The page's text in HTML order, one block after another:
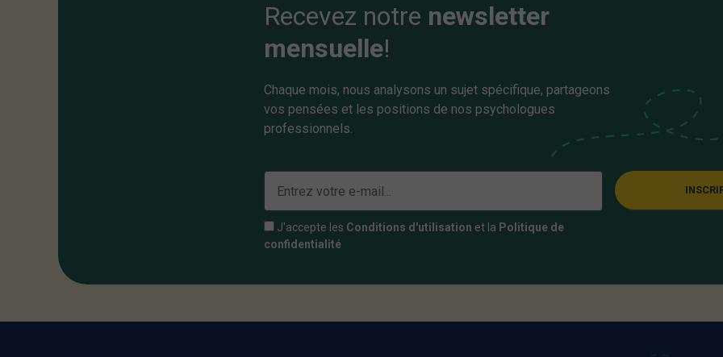
Recevez notre newsletter
mensuelle!
Chaque mois, nous analysons un sujet spécifique, partageons
vos pensées et les positions de nos psychologues
professionnels.
J'accepte les Conditions d'utilisation et la Politique de
confidentialité